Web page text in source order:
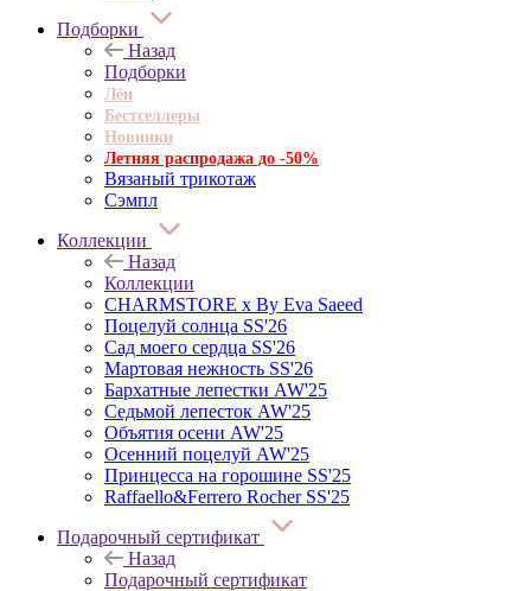
Подборки
Назад
Подборки
Лён
Бестселлеры
Новинки
Летняя распродажа до -50%
Вязаный трикотаж
Сэмпл
Коллекции
Назад
Коллекции
CHARMSTORE х By Eva Saeed
Поцелуй солнца SS'26
Сад моего сердца SS'26
Мартовая нежность SS'26
Бархатные лепестки AW'25
Седьмой лепесток AW'25
Объятия осени AW'25
Осенний поцелуй AW'25
Принцесса на горошине SS'25
Raffaello&Ferrero Rocher SS'25
Подарочный сертификат
Назад
Подарочный сертификат